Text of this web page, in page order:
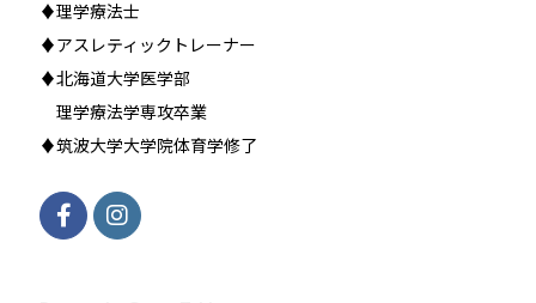
♦理学療法士
♦アスレティックトレーナー
♦北海道大学医学部
理学療法学専攻卒業
♦筑波大学大学院体育学修了